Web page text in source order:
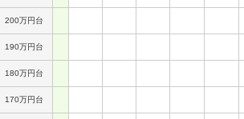
200万円台
190万円台
180万円台
170万円台